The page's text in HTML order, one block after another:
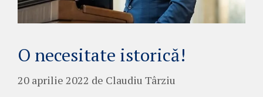
O necesitate istorică!
20 aprilie 2022 de Claudiu Târziu